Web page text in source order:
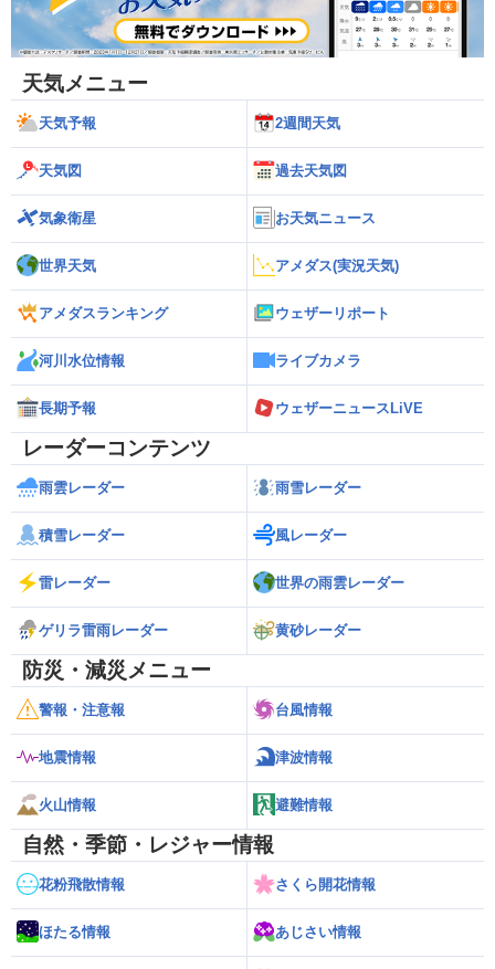
天気メニュー
天気予報 2週間天気
天気図 過去天気図
気象衛星 お天気ニュース
世界天気 アメダス(実況天気)
アメダスランキング ウェザーリポート
河川水位情報 ライブカメラ
長期予報 ウェザーニュースLiVE
レーダーコンテンツ
雨雲レーダー 雨雪レーダー
積雪レーダー 風レーダー
雷レーダー 世界の雨雲レーダー
ゲリラ雷雨レーダー 黄砂レーダー
防災・減災メニュー
警報・注意報 台風情報
地震情報 津波情報
火山情報 避難情報
自然・季節・レジャー情報
花粉飛散情報 さくら開花情報
ほたる情報 あじさい情報